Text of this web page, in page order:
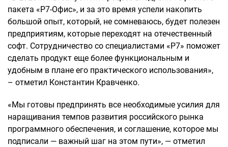
пакета «Р7-Офис», и за это время успели накопить
большой опыт, который, не сомневаюсь, будет полезен
предприятиям, которые переходят на отечественный
софт. Сотрудничество со специалистами «Р7» поможет
сделать продукт еще более функциональным и
удобным в плане его практического использования»,
– отметил Константин Кравченко.
«Мы готовы предпринять все необходимые усилия для
наращивания темпов развития российского рынка
программного обеспечения, и соглашение, которое мы
подписали — важный шаг на этом пути», — отметил